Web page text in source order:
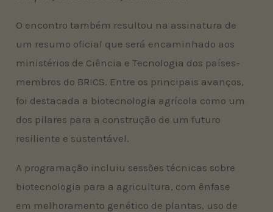
O encontro também resultou na assinatura de
um resumo oficial que será encaminhado aos
ministérios de Ciência e Tecnologia dos países-
membros do BRICS. Entre os principais avanços,
foi destacada a biotecnologia agrícola como um
dos pilares para a construção de um futuro
resiliente e sustentável.
A programação incluiu sessões técnicas sobre
biotecnologia para a agricultura, com ênfase
em melhoramento genético de plantas, uso de